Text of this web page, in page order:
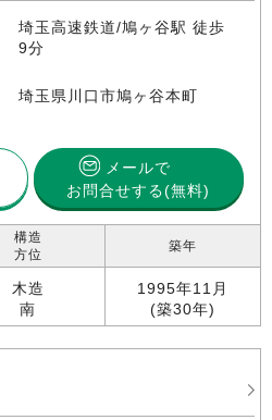
埼玉高速鉄道/鳩ヶ谷駅 徒歩
9分
埼玉県川口市鳩ヶ谷本町
メールで
お問合せする(無料)
構造
方位
木造
南
築年
1995年11月
(築30年)